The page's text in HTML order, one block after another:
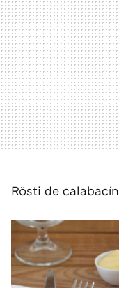
Rösti de calabacín